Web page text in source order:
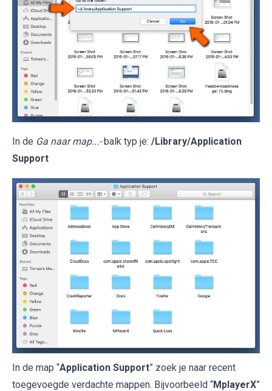
In de Ga naar map...- balk typ je: /Library/Application
Support
In de map “Application Support” zoek je naar recent
toegevoegde verdachte mappen. Bijvoorbeeld “MplayerX”